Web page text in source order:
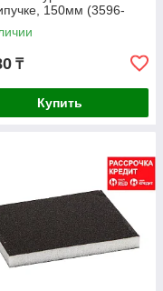
150мм (3596-
₸
Купить